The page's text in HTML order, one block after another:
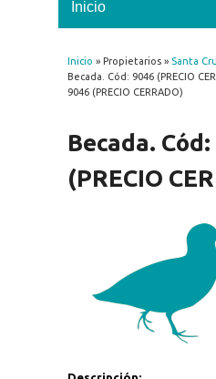
Se encuentra
Inicio » Propietarios » Santa
Becada. Cód: 9046 (PRECIO
9046 (PRECIO CERRADO)
Becada.
(PRECIO